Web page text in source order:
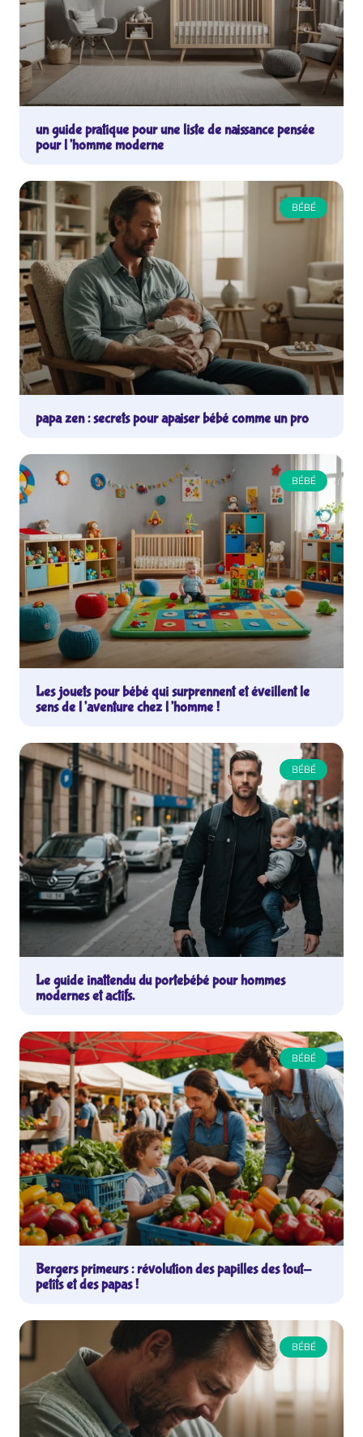
un guide pratique pour une liste de naissance pensée
pour l’homme moderne
BÉBÉ
papa zen : secrets pour apaiser bébé comme un pro
BÉBÉ
Les jouets pour bébé qui surprennent et éveillent le
sens de l’aventure chez l’homme !
BÉBÉ
Le guide inattendu du portebébé pour hommes
modernes et actifs.
BÉBÉ
Bergers primeurs : révolution des papilles des tout-
petits et des papas !
BÉBÉ